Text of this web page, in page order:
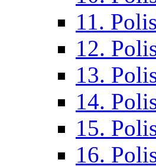
11.
12.
13.
14.
15.
16.